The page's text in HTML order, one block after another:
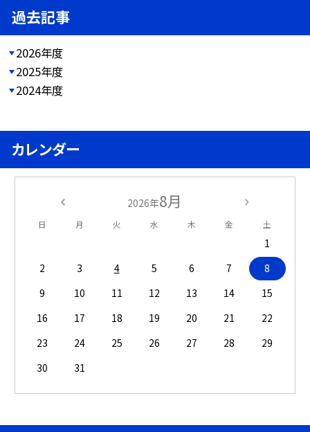
過去記事
2026年度
2025年度
2024年度
カレンダー
2026年8月
日 月 火 水 木 金 土
1
2
3 4 5 6 7
8
9
10 11 12 13 14
15
16
17 18 19 20 21
22
23
24 25 26 27 28
29
30
31